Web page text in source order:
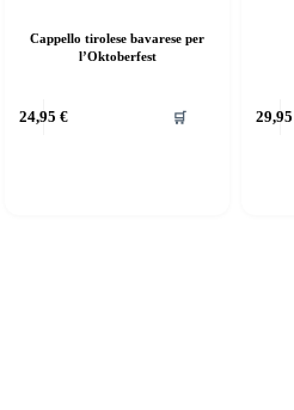
Cappello tirolese bavarese per
l’Oktoberfest
24,95 € 🛒 29,95